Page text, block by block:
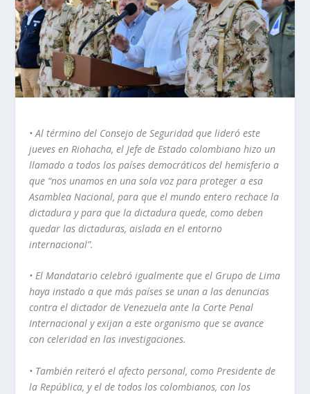
• Al término del Consejo de Seguridad que lideró este
jueves en Riohacha, el Jefe de Estado colombiano hizo un
llamado a todos los países democráticos del hemisferio a
que “nos unamos en una sola voz para proteger a esa
Asamblea Nacional, para que el mundo entero rechace la
dictadura y para que la dictadura quede, como deben
quedar las dictaduras, aislada en el entorno
internacional”.
• El Mandatario celebró igualmente que el Grupo de Lima
haya instado a que más países se unan a las denuncias
contra el dictador de Venezuela ante la Corte Penal
Internacional y exijan a este organismo que se avance
con celeridad en las investigaciones.
• También reiteró el afecto personal, como Presidente de
la República, y el de todos los colombianos, con los